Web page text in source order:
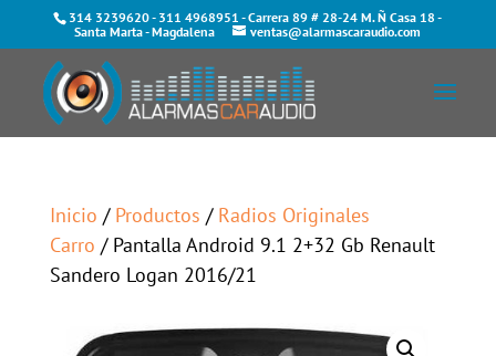
314 3239620- 311 4968951 - Carrera 89 # 28-24 M. Ñ Casa 18 -
Santa Marta - Magdalena
ventas@alarmascaraudio.com
Inicio / Productos / Radios Originales
Carro / Pantalla Android 9.1 2+32 Gb Renault
Sandero Logan 2016/21